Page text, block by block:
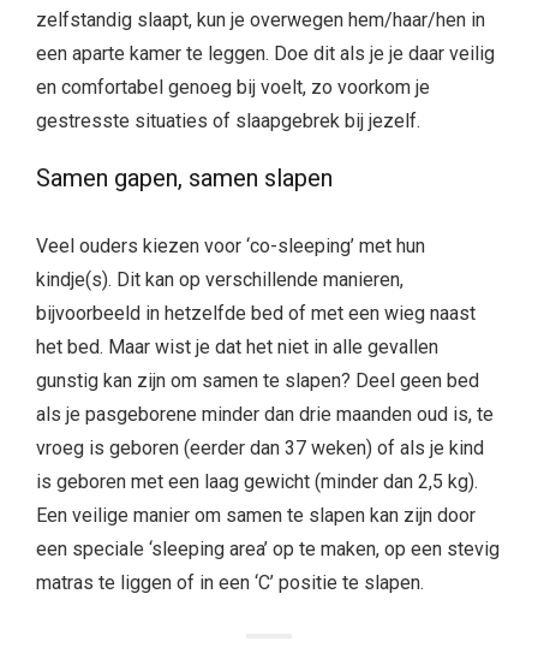
zelfstandig slaapt, kun je overwegen hem/haar/hen in
een aparte kamer te leggen. Doe dit als je je daar veilig
en comfortabel genoeg bij voelt, zo voorkom je
gestresste situaties of slaapgebrek bij jezelf.
Samen gapen, samen slapen
Veel ouders kiezen voor ‘co-sleeping’ met hun
kindje(s). Dit kan op verschillende manieren,
bijvoorbeeld in hetzelfde bed of met een wieg naast
het bed. Maar wist je dat het niet in alle gevallen
gunstig kan zijn om samen te slapen? Deel geen bed
als je pasgeborene minder dan drie maanden oud is, te
vroeg is geboren (eerder dan 37 weken) of als je kind
is geboren met een laag gewicht (minder dan 2,5 kg).
Een veilige manier om samen te slapen kan zijn door
een speciale ‘sleeping area’ op te maken, op een stevig
matras te liggen of in een ‘C’ positie te slapen.